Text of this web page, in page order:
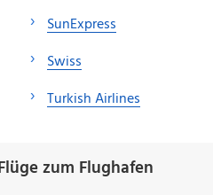
SunExpress
Swiss
Turkish Airlines
zum Flughafen